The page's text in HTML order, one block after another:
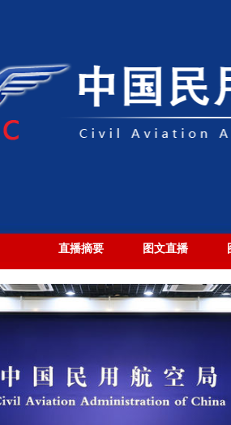
直播摘要 图文直播